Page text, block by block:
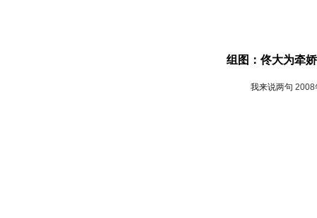
组图：佟大为牵
我来说两句 2008